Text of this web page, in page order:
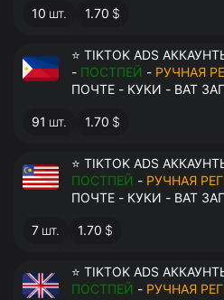
10 шт. 1.70 $
⭐ TIKTOK ADS
- ПОСТПЕЙ - РУЧНАЯ
ПОЧТЕ - КУКИ - ВАТ
91 шт. 1.70 $
⭐ TIKTOK ADS
ПОСТПЕЙ - РУЧНАЯ
ПОЧТЕ - КУКИ - ВАТ
7 шт. 1.70 $
⭐ TIKTOK ADS
ПОСТПЕЙ - РУЧНАЯ